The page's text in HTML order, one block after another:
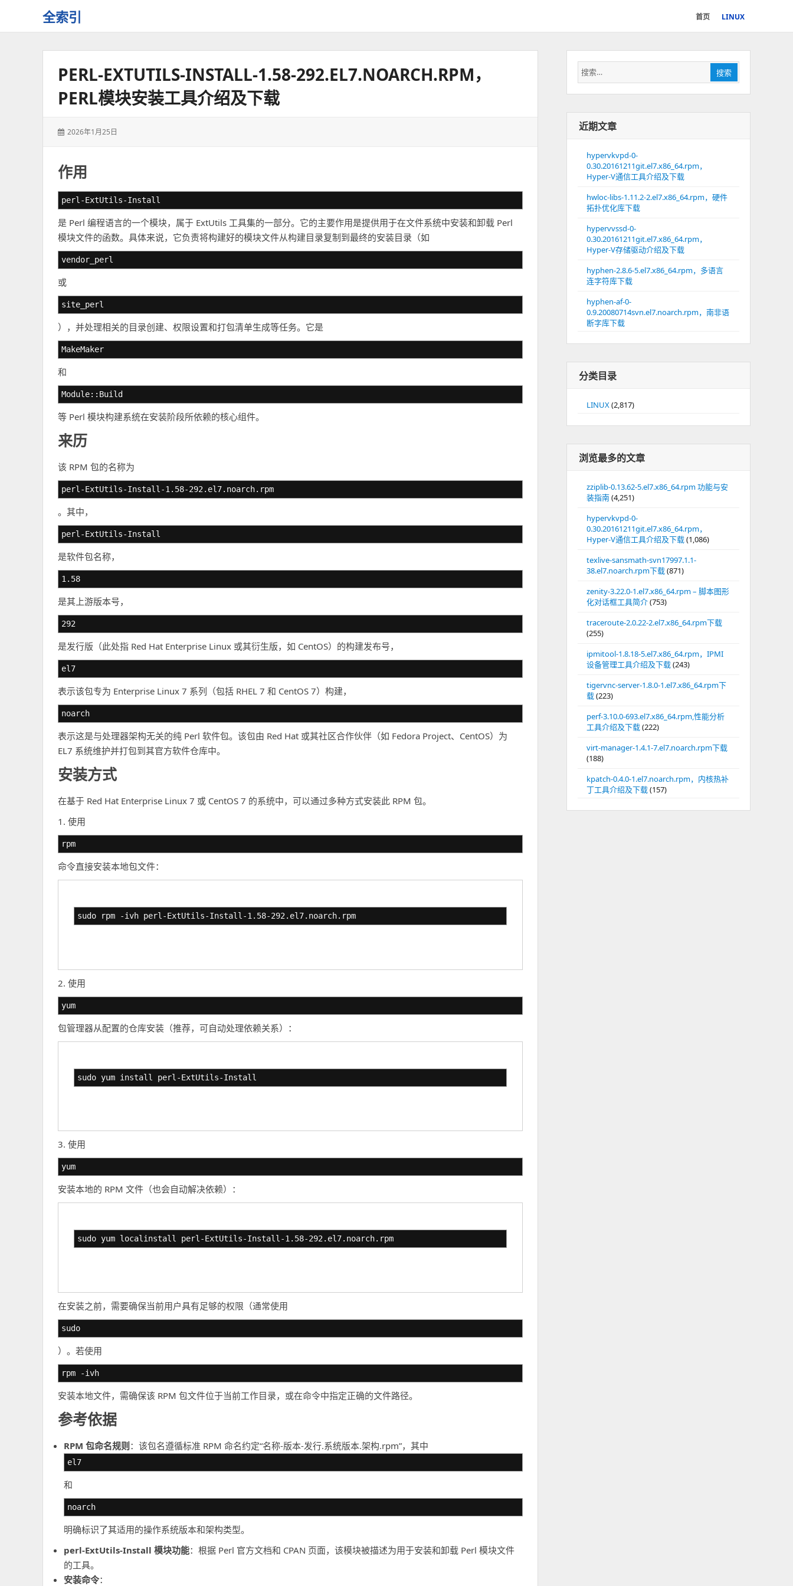
全索引
些
首页 LINUX
PERL-EXTUTILS-INSTALL-1.58-292.EL7.NOARCH.RPM，
PERL模块安装工具介绍及下载
发
2026年1月25日
作用
perl-ExtUtils-Install
是 Perl 编程语言的一个模块，属于 ExtUtils 工具集的一部分。它的主要作用是提供用于在文件系统中安装和卸载 Perl
模块文件的函数。具体来说，它负责将构建好的模块文件从构建目录复制到最终的安装目录（如
vendor_perl
或
site_perl
），并处理相关的目录创建、权限设置和打包清单生成等任务。它是
MakeMaker
和
Module::Build
等 Perl 模块构建系统在安装阶段所依赖的核心组件。
来历
该 RPM 包的名称为
perl-ExtUtils-Install-1.58-292.el7.noarch.rpm
。其中，
perl-ExtUtils-Install
是软件包名称，
1.58
是其上游版本号，
292
是发行版（此处指 Red Hat Enterprise Linux 或其衍生版，如 CentOS）的构建发布号，
el7
表示该包专为 Enterprise Linux 7 系列（包括 RHEL 7 和 CentOS 7）构建，
noarch
表示这是与处理器架构无关的纯 Perl 软件包。该包由 Red Hat 或其社区合作伙伴（如 Fedora Project、CentOS）为
EL7 系统维护并打包到其官方软件仓库中。
安装方式
在基于 Red Hat Enterprise Linux 7 或 CentOS 7 的系统中，可以通过多种方式安装此 RPM 包。
1. 使用
rpm
命令直接安装本地包文件：
sudo rpm -ivh perl-ExtUtils-Install-1.58-292.el7.noarch.rpm
2. 使用
yum
包管理器从配置的仓库安装（推荐，可自动处理依赖关系）：
sudo yum install perl-ExtUtils-Install
3. 使用
yum
安装本地的 RPM 文件（也会自动解决依赖）：
sudo yum localinstall perl-ExtUtils-Install-1.58-292.el7.noarch.rpm
在安装之前，需要确保当前用户具有足够的权限（通常使用
sudo
）。若使用
rpm -ivh
安装本地文件，需确保该 RPM 包文件位于当前工作目录，或在命令中指定正确的文件路径。
参考依据
RPM 包命名规则：该包名遵循标准 RPM 命名约定“名称-版本-发行.系统版本.架构.rpm”，其中
el7
和
noarch
明确标识了其适用的操作系统版本和架构类型。
perl-ExtUtils-Install 模块功能：根据 Perl 官方文档和 CPAN 页面，该模块被描述为用于安装和卸载 Perl 模块文件
的工具。
安装命令：
搜
索：
搜索
近期文章
hypervkvpd-0-
0.30.20161211git.el7.x86_64.rpm，
Hyper-V通信工具介绍及下载
hwloc-libs-1.11.2-2.el7.x86_64.rpm，硬件
拓扑优化库下载
hypervvssd-0-
0.30.20161211git.el7.x86_64.rpm，
Hyper-V存储驱动介绍及下载
hyphen-2.8.6-5.el7.x86_64.rpm，多语言
连字符库下载
hyphen-af-0-
0.9.20080714svn.el7.noarch.rpm，南非语
断字库下载
分类目录
LINUX(2,817)
浏览最多的文章
zziplib-0.13.62-5.el7.x86_64.rpm 功能与安
装指南(4,251)
hypervkvpd-0-
0.30.20161211git.el7.x86_64.rpm，
Hyper-V通信工具介绍及下载(1,086)
texlive-sansmath-svn17997.1.1-
38.el7.noarch.rpm下载(871)
zenity-3.22.0-1.el7.x86_64.rpm – 脚本图形
化对话框工具简介(753)
traceroute-2.0.22-2.el7.x86_64.rpm下载
(255)
ipmitool-1.8.18-5.el7.x86_64.rpm，IPMI
设备管理工具介绍及下载(243)
tigervnc-server-1.8.0-1.el7.x86_64.rpm下
载(223)
perf-3.10.0-693.el7.x86_64.rpm,性能分析
工具介绍及下载(222)
virt-manager-1.4.1-7.el7.noarch.rpm下载
(188)
kpatch-0.4.0-1.el7.noarch.rpm，内核热补
丁工具介绍及下载(157)